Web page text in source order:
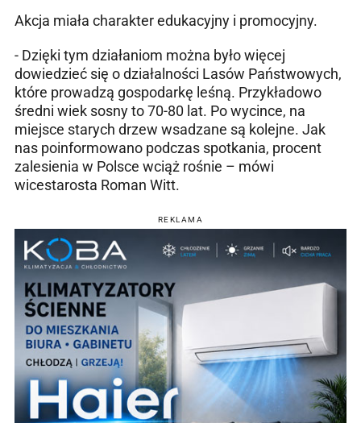
Akcja miała charakter edukacyjny i promocyjny.
- Dzięki tym działaniom można było więcej
dowiedzieć się o działalności Lasów Państwowych,
które prowadzą gospodarkę leśną. Przykładowo
średni wiek sosny to 70-80 lat. Po wycince, na
miejsce starych drzew wsadzane są kolejne. Jak
nas poinformowano podczas spotkania, procent
zalesienia w Polsce wciąż rośnie – mówi
wicestarosta Roman Witt.
REKLAMA